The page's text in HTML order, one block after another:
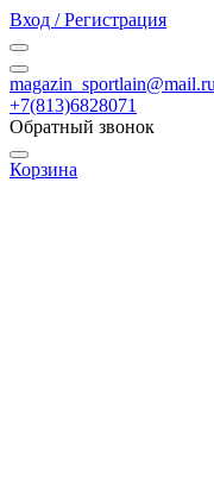
Вход / Регистрация
magazin_sportlain@mail.ru
+7(813)6828071
Обратный звонок
Корзина